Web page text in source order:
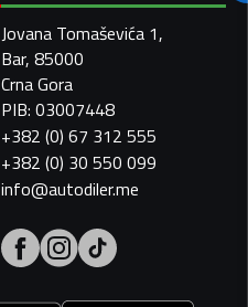
Jovana Tomaševića 1,
Bar, 85000
Crna Gora
PIB: 03007448
+382 (0) 67 312 555
+382 (0) 30 550 099
info@autodiler.me